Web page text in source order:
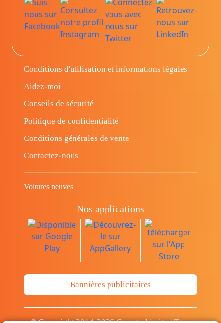
Conditions d'utilisation et informations légales
Aidez-moi
Conseils de sécurité
Politique de confidentialité
Conditions générales de vente
Contactez-nous
Voitures neuves
Nos applications
Bannières publicitaires